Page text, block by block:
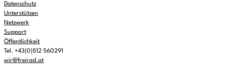
Datenschutz
Unterstützen
Netzwerk
Support
Öffentlichkeit
Tel. +43(0)512 560291
wir@freirad.at